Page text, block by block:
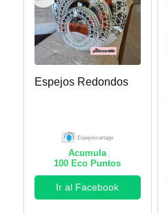
Espejos Redondos
Espejoscartago
Acumula
100 Eco Puntos
Ir al Facebook